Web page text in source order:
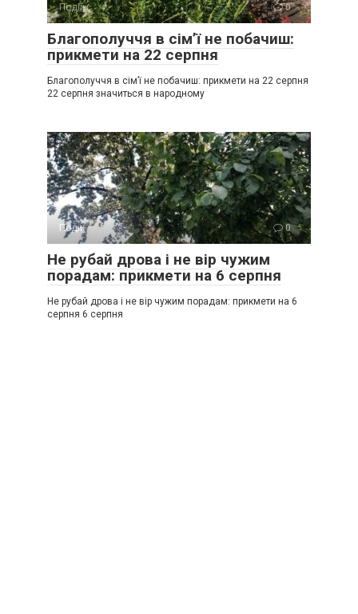
Події 0
Благополуччя в сім’ї не побачиш:
прикмети на 22 серпня
Благополуччя в сім’ї не побачиш: прикмети на 22 серпня
22 серпня значиться в народному
Події 0
Не рубай дрова і не вір чужим
порадам: прикмети на 6 серпня
Не рубай дрова і не вір чужим порадам: прикмети на 6
серпня 6 серпня